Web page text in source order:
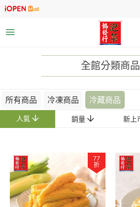
全館分類商品
所有商品 冷凍商品 冷藏商品
人氣 銷量 新上
77
折